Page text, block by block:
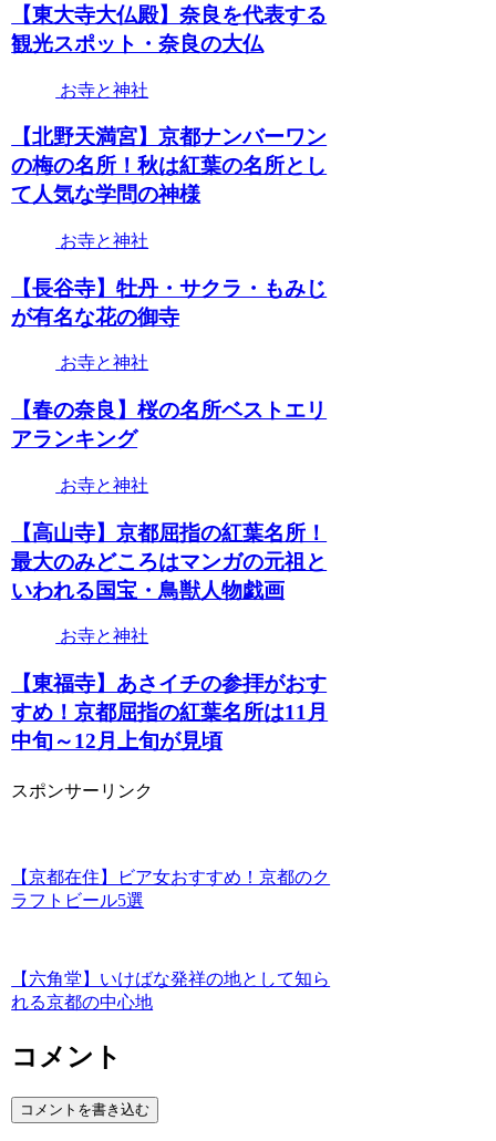
【東大寺大仏殿】奈良を代表する
観光スポット・奈良の大仏
お寺と神社
【北野天満宮】京都ナンバーワン
の梅の名所！秋は紅葉の名所とし
て人気な学問の神様
お寺と神社
【長谷寺】牡丹・サクラ・もみじ
が有名な花の御寺
お寺と神社
【春の奈良】桜の名所ベストエリ
アランキング
お寺と神社
【高山寺】京都屈指の紅葉名所！
最大のみどころはマンガの元祖と
いわれる国宝・鳥獣人物戯画
お寺と神社
【東福寺】あさイチの参拝がおす
すめ！京都屈指の紅葉名所は11月
中旬～12月上旬が見頃
スポンサーリンク
【京都在住】ビア女おすすめ！京都のク
ラフトビール5選
【六角堂】いけばな発祥の地として知ら
れる京都の中心地
コメント
コメントを書き込む